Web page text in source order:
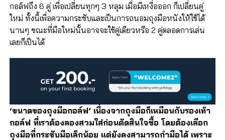
กอล์ฟถึง 6 คู่ เพื่อเปลี่ยนทุกๆ 3 หลุม เมื่อมีเหงื่อออก ก็เปลี่ยนคู่
ใหม่ ทั้งนี้เพื่อความกระชับและเป็นการถนอมถุงมือหนังให้ใช้ได้
นานๆ ขณะที่มือใหม่นั้นอาจจะใช้คู่เดียวหรือ 2 คู่ตลอดการเล่น
เลยก็เป็นได้
‘ขนาดของถุงมือกอล์ฟ’ เนื่องจากถุงมือก็เหมือนกับรองเท้า
กอล์ฟ ที่เราต้องลองสวมใส่ก่อนตัดสินใจซื้อ โดยต้องเลือก
ถุงมือที่กระชับมือเล็กน้อย แต่ยังคงสามารถกำมือได้ เพราะ